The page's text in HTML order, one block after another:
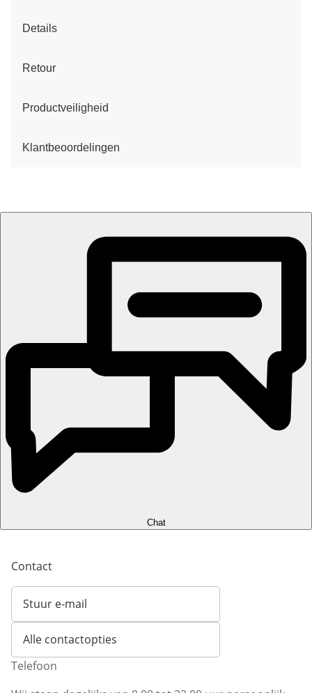
Details
Retour
Productveiligheid
Klantbeoordelingen
Chat
Contact
Stuur e-mail
Opent e-mailclient
Alle contactopties
Telefoon